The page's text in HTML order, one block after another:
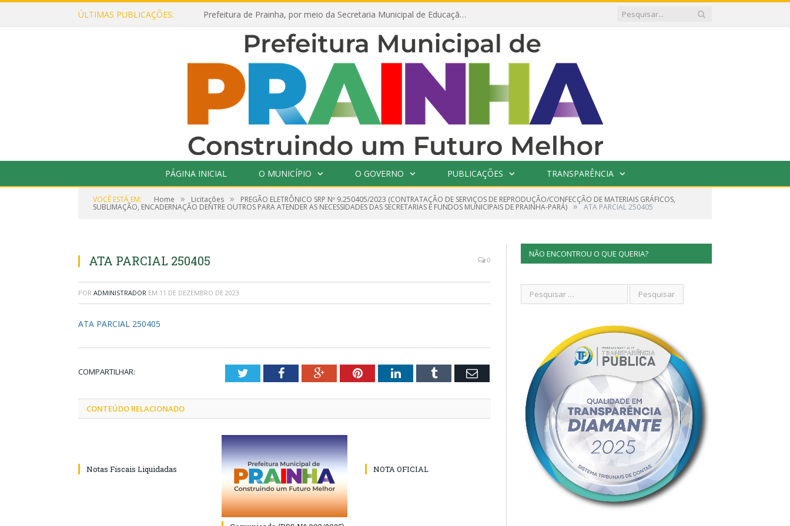
ÚLTIMAS PUBLICAÇÕES: Prefeitura de Prainha, por meio da Secretaria Municipal de Educação, abre 354 vagas na área da Educação para 2025 com processo seletivo simplificado
PÁGINA INICIAL O MUNICÍPIO O GOVERNO PUBLICAÇÕES TRANSPARÊNCIA
VOCÊ ESTÁ EM: Home » Licitações » PREGÃO ELETRÔNICO SRP Nº 9.250405/2023 (CONTRATAÇÃO DE SERVIÇOS DE REPRODUÇÃO/CONFECÇÃO DE MATERIAIS GRÁFICOS,
SUBLIMAÇÃO, ENCADERNAÇÃO DENTRE OUTROS PARA ATENDER AS NECESSIDADES DAS SECRETARIAS E FUNDOS MUNICIPAIS DE PRAINHA-PARÁ) » ATA PARCIAL 250405
ATA PARCIAL 250405 0
POR ADMINISTRADOR EM 11 DE DEZEMBRO DE 2023
ATA PARCIAL 250405
COMPARTILHAR: TwitterFacebookGoogle+PinterestLinkedInTumblr Email
CONTEÚDO RELACIONADO
Notas Fiscais Liquidadas NOTA OFICIAL
NÃO ENCONTROU O QUE QUERIA?